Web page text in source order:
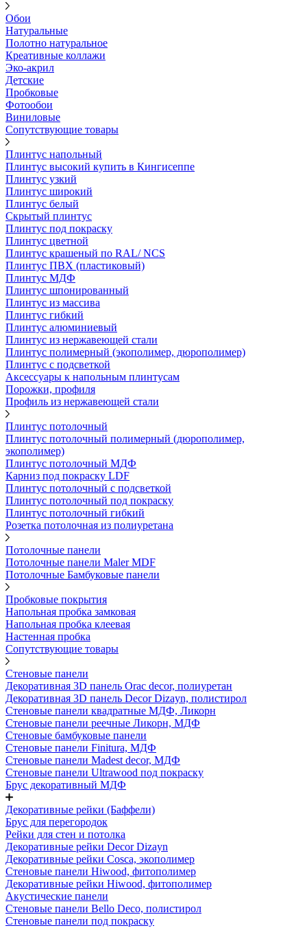
Обои
Натуральные
Полотно натуральное
Креативные коллажи
Эко-акрил
Детские
Пробковые
Фотообои
Виниловые
Сопутствующие товары
Плинтус напольный
Плинтус высокий купить в Кингисеппе
Плинтус узкий
Плинтус широкий
Плинтус белый
Скрытый плинтус
Плинтус под покраску
Плинтус цветной
Плинтус крашеный по RAL/ NCS
Плинтус ПВХ (пластиковый)
Плинтус МДФ
Плинтус шпонированный
Плинтус из массива
Плинтус гибкий
Плинтус алюминиевый
Плинтус из нержавеющей стали
Плинтус полимерный (экополимер, дюрополимер)
Плинтус с подсветкой
Аксессуары к напольным плинтусам
Порожки, профиля
Профиль из нержавеющей стали
Плинтус потолочный
Плинтус потолочный полимерный (дюрополимер,
экополимер)
Плинтус потолочный МДФ
Карниз под покраску LDF
Плинтус потолочный с подсветкой
Плинтус потолочный под покраску
Плинтус потолочный гибкий
Розетка потолочная из полиуретана
Потолочные панели
Потолочные панели Maler MDF
Потолочные Бамбуковые панели
Пробковые покрытия
Напольная пробка замковая
Напольная пробка клеевая
Настенная пробка
Сопутствующие товары
Стеновые панели
Декоративная 3D панель Orac decor, полиуретан
Декоративная 3D панель Decor Dizayn, полистирол
Стеновые панели квадратные МДФ, Ликорн
Стеновые панели реечные Ликорн, МДФ
Стеновые бамбуковые панели
Стеновые панели Finitura, МДФ
Стеновые панели Madest decor, МДФ
Стеновые панели Ultrawood под покраску
Брус декоративный МДФ
Декоративные рейки (Баффели)
Брус для перегородок
Рейки для стен и потолка
Декоративные рейки Decor Dizayn
Декоративные рейки Cosca, экополимер
Стеновые панели Hiwood, фитополимер
Декоративные рейки Hiwood, фитополимер
Акустические панели
Стеновые панели Bello Deco, полистирол
Стеновые панели под покраску